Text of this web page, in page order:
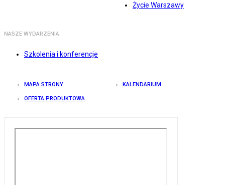
Życie Warszawy
NASZE WYDARZENIA
Szkolenia i konferencje
MAPA STRONY KALENDARIUM
OFERTA PRODUKTOWA